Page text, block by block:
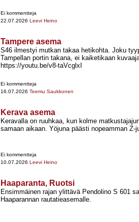
Ei kommentteja
22.07.2026 Leevi Heino
Tampere asema
S46 ilmestyi mutkan takaa hetikohta. Joku
Tampellan portin takana, ei kaiketikaan
https://youtu.be/v8-​taVcglxI
Ei kommentteja
16.07.2026 Teemu Saukkonen
Kerava asema
Keravalla on ruuhkaa, kun kolme
samaan aikaan. Yöjuna päästi nopeamman Z-​
Ei kommentteja
10.07.2026 Leevi Heino
Haaparanta, Ruotsi
Ensimmäinen rajan ylittävä Pendolino S 601
Haaparannan rautatieasemalle.